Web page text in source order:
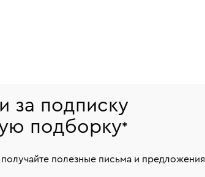
за подписку
подборку*
полезные письма и предложения